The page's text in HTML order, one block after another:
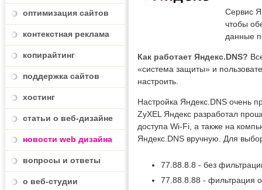
оптимизация сайтов
контекстная реклама
копирайтинг
поддержка сайтов
хостинг
статьи о веб-дизайне
новости web дизайна
вопросы и ответы
о веб-студии
Сервис
чтобы
данные
Как работает Яндекс.DNS?
«система защиты» и
настроить.
Настройка Яндекс.DNS очень
ZyXEL Яндекс разработал
доступа Wi-Fi, а также на
Яндекс.DNS вручную. Для
77.88.8.8 - без
77.88.8.88 - фильтрация